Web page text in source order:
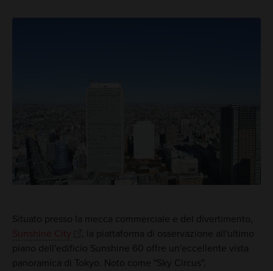
Situato presso la mecca commerciale e del divertimento,
Sunshine City
, la piattaforma di osservazione all'ultimo
piano dell'edificio Sunshine 60 offre un'eccellente vista
panoramica di Tokyo. Noto come "Sky Circus",